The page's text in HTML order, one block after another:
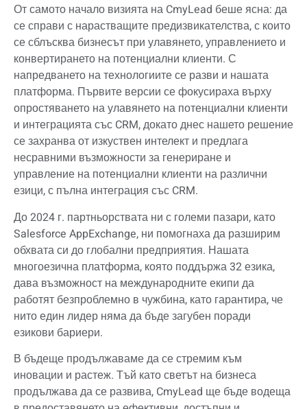
От самото начало визията на CmyLead беше ясна: да
се справи с нарастващите предизвикателства, с които
се сблъсква бизнесът при улавянето, управлението и
конвертирането на потенциални клиенти. С
напредването на технологиите се разви и нашата
платформа. Първите версии се фокусираха върху
опростяването на улавянето на потенциални клиенти
и интеграцията със CRM, докато днес нашето решение
се захранва от изкуствен интелект и предлага
несравними възможности за генериране и
управление на потенциални клиенти на различни
езици, с пълна интеграция със CRM.
До 2024 г. партньорствата ни с големи пазари, като
Salesforce AppExchange, ни помогнаха да разширим
обхвата си до глобални предприятия. Нашата
многоезична платформа, която поддържа 32 езика,
дава възможност на международните екипи да
работят безпроблемно в чужбина, като гарантира, че
нито един лидер няма да бъде загубен поради
езикови бариери.
В бъдеще продължаваме да се стремим към
иновации и растеж. Тъй като светът на бизнеса
продължава да се развива, CmyLead ще бъде водеща